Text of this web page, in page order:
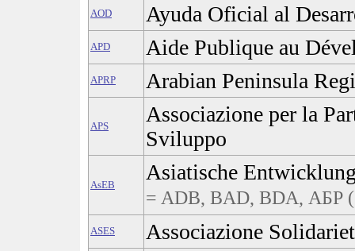
AOD Ayuda Oficial al
APD Aide Publique au
APRP Arabian Peninsula
APS
Associazione per la
Sviluppo
AsEB
Asiatische
= ADB, BAD, BDA, АБР
ASES Associazione